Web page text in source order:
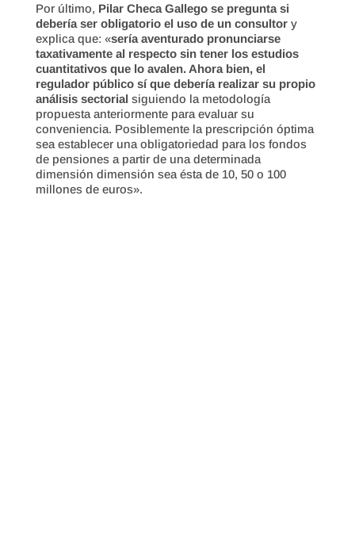
Por último, Pilar Checa Gallego se pregunta si
debería ser obligatorio el uso de un consultory
explica que: «sería aventurado pronunciarse
taxativamente al respecto sin tener los estudios
cuantitativos que lo avalen. Ahora bien, el
regulador público sí que debería realizar su propio
análisis sectorial siguiendo la metodología
propuesta anteriormente para evaluar su
conveniencia. Posiblemente la prescripción óptima
sea establecer una obligatoriedad para los fondos
de pensiones a partir de una determinada
dimensión dimensión sea ésta de 10, 50 o 100
millones de euros».